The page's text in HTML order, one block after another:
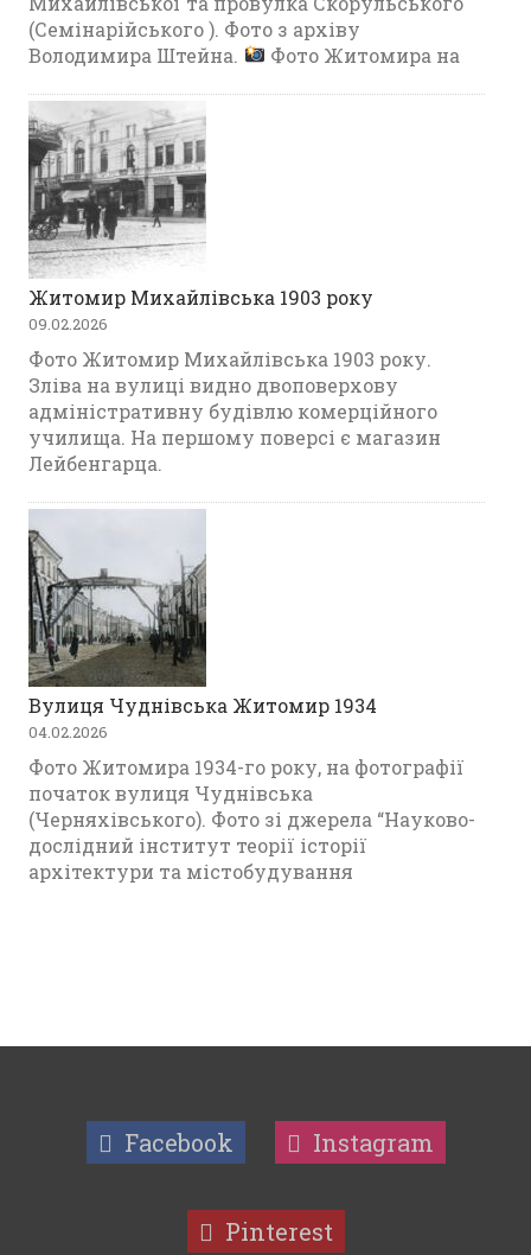
(Семінарійського ). Фото з архіву
Володимира Штейна.
Фото Житомира на
Житомир Михайлівська 1903 року
09.02.2026
Фото Житомир Михайлівська 1903 року.
Зліва на вулиці видно двоповерхову
адміністративну будівлю комерційного
училища. На першому поверсі є магазин
Лейбенгарца.
Вулиця Чуднівська Житомир 1934
04.02.2026
Фото Житомира 1934-го року, на фотографії
початок вулиця Чуднівська
(Черняхівського). Фото зі джерела “Науково-
дослідний інститут теорії історії
архітектури та містобудування
Facebook Instagram
Pinterest